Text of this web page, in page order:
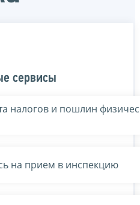
сервисы
налогов и пошлин
на прием в инспекцию